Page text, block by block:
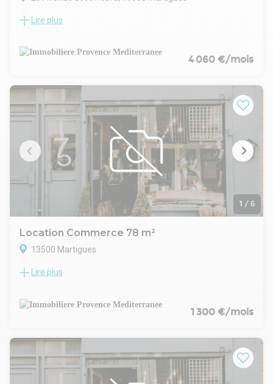
Le Cabinet IPM vous propose, au coeur de la Zone Sud
excellent état, un local commercial d'une superficie totale
d'environ 410 m² au sol, accompagné d'un terrain privatif de
Prestations : un terrain pouvant accueillir 10 places de
stationnement, vitrine de 18 mètres, accès PL, site clos et
sécurisé, carrelage au sol...
Lire plus
4 060 €/mois
1 / 6
Location Commerce 78 m²
13500 Martigues
Le Cabinet IPM vous propose à la location, au coeur du centre
accès d'une superficie totale de 78 m².
Le local nécessite des travaux de rénovation.
Lire plus
1 300 €/mois